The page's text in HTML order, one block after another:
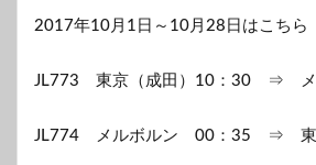
2017年10月1日～10月28日はこちら
JL773 東京（成田）10：30 ⇒ メ
JL774 メルボルン 00：35 ⇒ 東